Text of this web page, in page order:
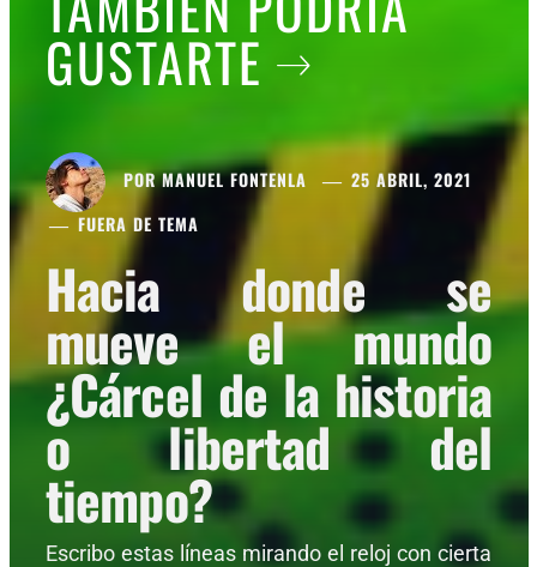
GUSTARTE
PORMANUEL FONTENLA
25 ABRIL, 2021
FUERA DE TEMA
Hacia donde se
mueve el mundo
¿Cárcel de la historia
o libertad del
tiempo?
Escribo estas líneas mirando el reloj con cierta